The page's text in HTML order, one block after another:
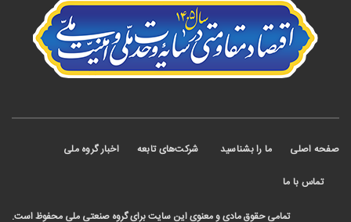
اصلی ما را بشناسید شرکت‌های تابعه اخبار گروه ملی
با ما
تمامی حقوق مادی و معنوی این سایت برای گروه صنعتی ملی محفوظ است.